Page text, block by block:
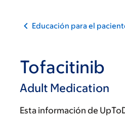
Educación para el
Tofacitinib
Adult Medication
Esta información de